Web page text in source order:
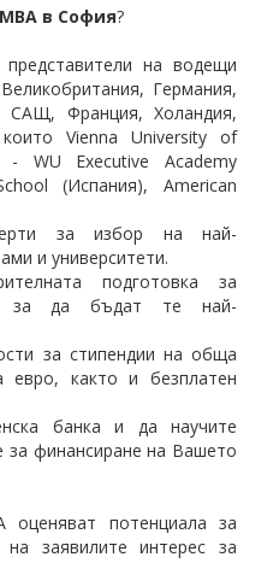
в София?
на водещи
Германия,
САЩ, Франция, Холандия,
Vienna University of
- WU Executive Academy
(Испания), American
за избор на най-
и университети.
подготовка за
за да бъдат те най-
за стипендии на обща
както и безплатен
банка и да научите
финансиране на Вашето
оценяват потенциала за
заявилите интерес за